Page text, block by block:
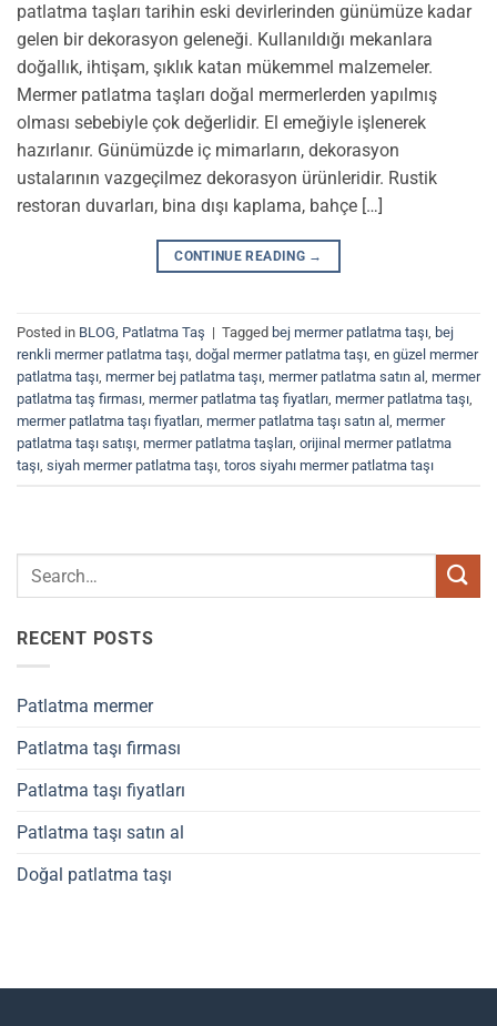
patlatma taşları tarihin eski devirlerinden günümüze kadar
gelen bir dekorasyon geleneği. Kullanıldığı mekanlara
doğallık, ihtişam, şıklık katan mükemmel malzemeler.
Mermer patlatma taşları doğal mermerlerden yapılmış
olması sebebiyle çok değerlidir. El emeğiyle işlenerek
hazırlanır. Günümüzde iç mimarların, dekorasyon
ustalarının vazgeçilmez dekorasyon ürünleridir. Rustik
restoran duvarları, bina dışı kaplama, bahçe […]
CONTINUE READING →
Posted in BLOG Patlatma Taş | Tagged bej mermer patlatma taşı bej
renkli mermer patlatma taşı doğal mermer patlatma taşı en güzel mermer
patlatma taşı mermer bej patlatma taşı mermer patlatma satın al mermer
patlatma taş firması mermer patlatma taş fiyatları mermer patlatma taşı
mermer patlatma taşı fiyatları mermer patlatma taşı satın al mermer
patlatma taşı satışı mermer patlatma taşları orijinal mermer patlatma
taşı siyah mermer patlatma taşı toros siyahı mermer patlatma taşı
RECENT POSTS
Patlatma mermer
Patlatma taşı firması
Patlatma taşı fiyatları
Patlatma taşı satın al
Doğal patlatma taşı